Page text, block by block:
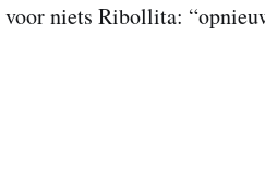
voor niets Ribollita: